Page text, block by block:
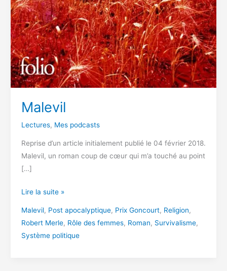
Malevil
Lectures, Mes podcasts
Reprise d’un article initialement publié le 04 février 2018.
Malevil, un roman coup de cœur qui m’a touché au point
[…]
Malevil
Lire la suite »
Malevil, Post apocalyptique, Prix Goncourt, Religion,
Robert Merle, Rôle des femmes, Roman, Survivalisme,
Système politique